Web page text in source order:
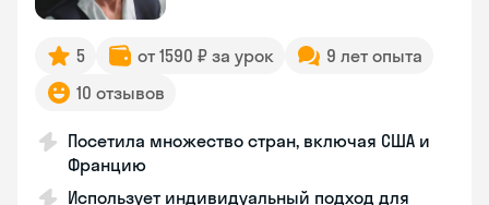
5 от 1590 ₽ за урок
9 лет опыта
10 отзывов
Посетила множество стран, включая США и
Францию
Использует индивидуальный подход для